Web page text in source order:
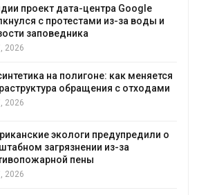
проект дата-центра Google
с протестами из-за воды и
заповедника
2026
на полигоне: как меняется
обращения с отходами
2026
экологи предупредили о
загрязнении из-за
пены
2026